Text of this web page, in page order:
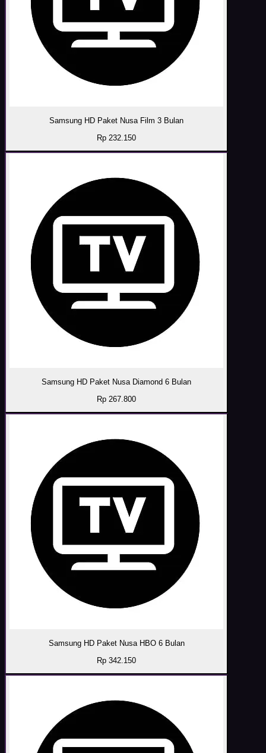
Samsung HD Paket Nusa Film 3 Bulan
Rp 232.150
Samsung HD Paket Nusa Diamond 6 Bulan
Rp 267.800
Samsung HD Paket Nusa HBO 6 Bulan
Rp 342.150